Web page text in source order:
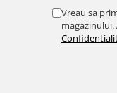
Vreau sa